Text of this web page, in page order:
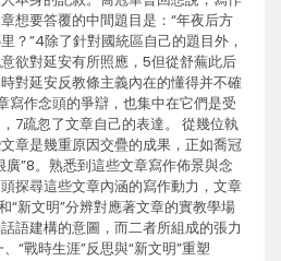
想要答覆的中間題目是：“年夜后方
？”4除了針對國統區自己的題目外，
欲對延安有所照應，5但從舒蕪此后
對延安反教條主義內在的懂得并不確
寫作念頭的爭辯，也集中在它們是受
7疏忽了文章自己的表達。 從幾位執
章是幾重原因交疊的成果，正如喬冠
”8。熟悉到這些文章寫作佈景與念
探尋這些文章內涵的寫作動力，文章
“新文明”分辨對應著文章的實教學場
語建構的意圖，而二者所組成的張力
“戰時生涯”反思與“新文明”重塑